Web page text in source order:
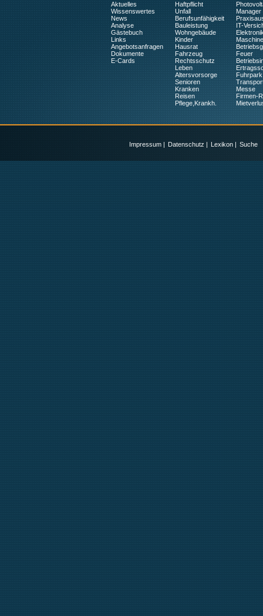
Aktuelles
Wissenswertes
News
Analyse
Gästebuch
Links
Angebotsanfragen
Dokumente
E-Cards
Haftpflicht
Unfall
Berufsunfähigkeit
Bauleistung
Wohngebäude
Kinder
Hausrat
Fahrzeug
Rechtsschutz
Leben
Altersvorsorge
Senioren
Kranken
Reisen
Pflege,Krankh.
Manager
IT-
Feuer
Fuhrpark
Messe
Firmen-
Impressum | Datenschutz | Lexikon | Suche